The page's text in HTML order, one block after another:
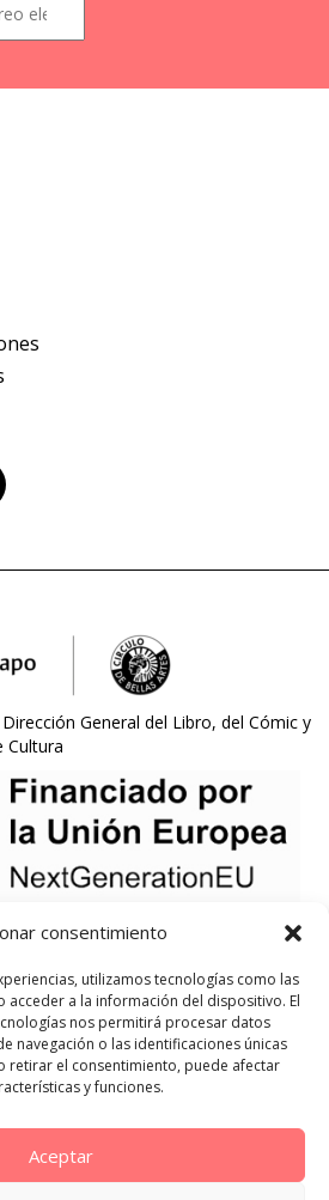
consentimiento
utilizamos tecnologías como las
acceder a la información del dispositivo. El
nos permitirá procesar datos
navegación o las identificaciones únicas
retirar el consentimiento, puede afectar
y funciones.
Aceptar
General del Libro, del Cómic y
Cultura